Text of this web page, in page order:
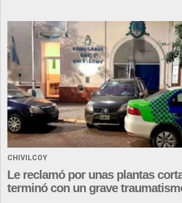
CHIVILCOY
Le reclamó por unas plantas
terminó con un grave